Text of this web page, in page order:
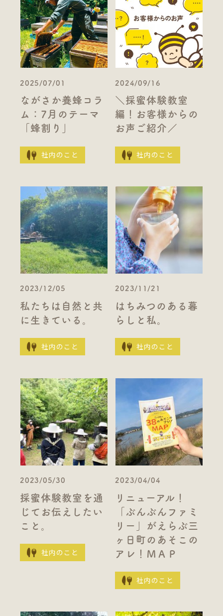
2025/07/01
ながさか養蜂コラ
ム：7月のテーマ
「蜂割り」
社内のこと
2024/09/16
＼採蜜体験教室
編！お客様からの
お声ご紹介／
社内のこと
2023/12/05
私たちは自然と共
に生きている。
社内のこと
2023/11/21
はちみつのある暮
らしと私。
社内のこと
2023/05/30
採蜜体験教室を通
じてお伝えしたい
こと。
社内のこと
2023/04/04
リニューアル！
「ぶんぶんファミ
リー」がえらぶ三
ヶ日町のあそこの
アレ！ＭＡＰ
社内のこと